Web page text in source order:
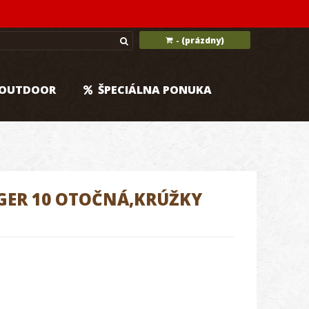
- (prázdny)
ŠPECIÁLNA PONUKA
10 OTOČNÁ,KRÚŽKY